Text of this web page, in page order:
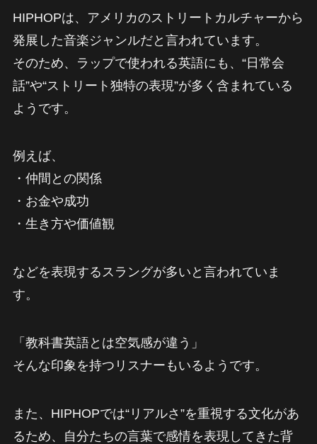
HIPHOPは、アメリカのストリートカルチャーから
発展した音楽ジャンルだと言われています。
そのため、ラップで使われる英語にも、“日常会
話”や“ストリート独特の表現”が多く含まれている
ようです。
例えば、
・仲間との関係
・お金や成功
・生き方や価値観
などを表現するスラングが多いと言われていま
す。
「教科書英語とは空気感が違う」
そんな印象を持つリスナーもいるようです。
また、HIPHOPでは“リアルさ”を重視する文化があ
るため、自分たちの言葉で感情を表現してきた背